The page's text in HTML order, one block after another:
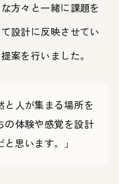
方々と一緒に課題を
設計に反映させてい
案を行いました。
と人が集まる場所を
の体験や感覚を設計
思います。」